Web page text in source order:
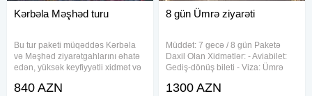
Kərbəla Məşhəd turu
Bu tur paketi müqəddəs Kərbəla
və Məşhəd ziyarətgahlarını əhatə
edən, yüksək keyfiyyətli xidmət və
bir proqramdır. Ziyarətçilər 14 gün
840 AZN
8 gün Ümrə ziyarəti
Müddət: 7 gecə / 8 gün Paketə
Daxil Olan Xidmətlər: - Aviabilet:
Gediş-dönüş bileti - Viza: Ümrə
Hava limanı – otel – hava limanı
1300 AZN